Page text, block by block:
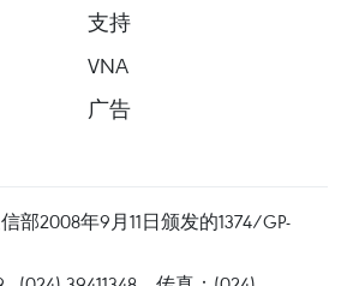
支持
VNA
广告
部2008年9月11日颁发的1374/GP-